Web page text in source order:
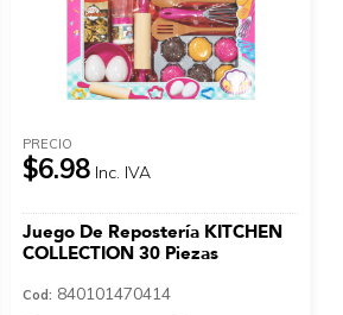
PRECIO
$6.98 Inc. IVA
Juego De Repostería KITCHEN
COLLECTION 30 Piezas
Cod: 840101470414